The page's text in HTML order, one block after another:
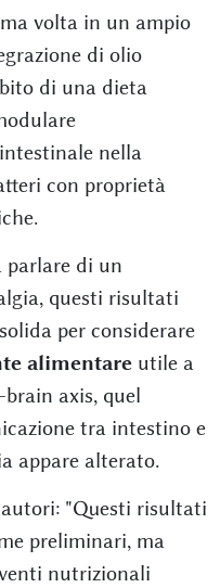
volta in un ampio
di olio
di una dieta
nella
con proprietà
parlare di un
questi risultati
per considerare
alimentareutile a
axis, quel
tra intestino e
appare alterato.
"Questi risultati
preliminari, ma
nutrizionali